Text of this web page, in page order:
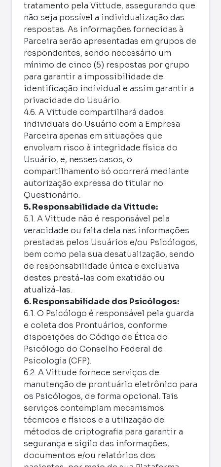
tratamento pela Vittude, assegurando que
não seja possível a individualização das
respostas. As informações fornecidas à
Parceira serão apresentadas em grupos de
respondentes, sendo necessário um
mínimo de cinco (5) respostas por grupo
para garantir a impossibilidade de
identificação individual e assim garantir a
privacidade do Usuário.
4.6. A Vittude compartilhará dados
individuais do Usuário com a Empresa
Parceira apenas em situações que
envolvam risco à integridade física do
Usuário, e, nesses casos, o
compartilhamento só ocorrerá mediante
autorização expressa do titular no
Questionário.
5. Responsabilidade da Vittude:
5.1. A Vittude não é responsável pela
veracidade ou falta dela nas informações
prestadas pelos Usuários e/ou Psicólogos,
bem como pela sua desatualização, sendo
de responsabilidade única e exclusiva
destes prestá-las com exatidão ou
atualizá-las.
6. Responsabilidade dos Psicólogos:
6.1. O Psicólogo é responsável pela guarda
e coleta dos Prontuários, conforme
disposições do Código de Ética do
Psicólogo do Conselho Federal de
Psicologia (CFP).
6.2. A Vittude fornece serviços de
manutenção de prontuário eletrônico para
os Psicólogos, de forma opcional. Tais
serviços contemplam mecanismos
técnicos e físicos e a utilização de
métodos de criptografia para garantir a
segurança e sigilo das informações,
documentos e/ou relatórios dos